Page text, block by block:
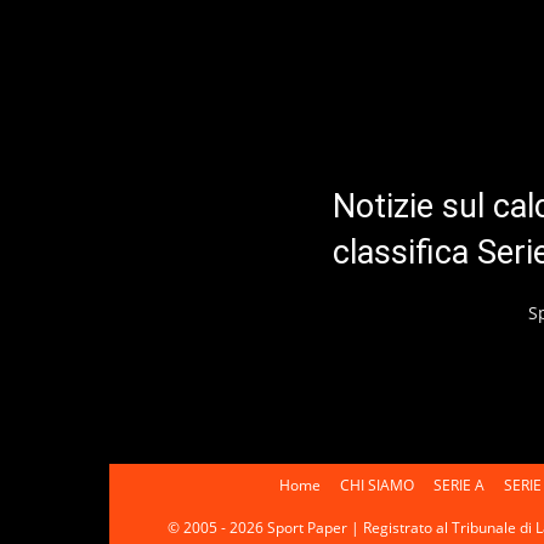
Notizie sul
classifica
Home CHI SIAMO SERIE A
© 2005 - 2026 Sport Paper | Registrato al Tribunale di